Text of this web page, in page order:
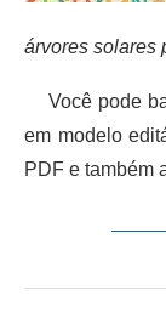
árvores solares
Você pode
em modelo
PDF e também